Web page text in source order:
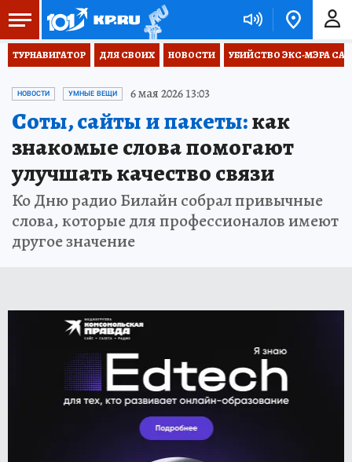
ТУРНАВИГАТОР ДЛЯ СВОИХ НОВОСТИ УБИЙСТВО ЭКС-МЭРА
НОВОСТИ УМНЫЕ ВЕЩИ 6 мая 2026 13:03
Соты, сайты и пакеты:как
знакомые слова помогают
улучшать качество связи
Ко Дню радио Билайн собрал привычные
слова, которые для профессионалов имеют
другое значение